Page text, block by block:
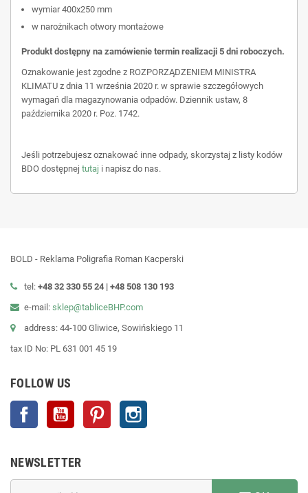
wymiar 400x250 mm
w narożnikach otwory montażowe
Produkt dostępny na zamówienie termin realizacji 5 dni roboczych.
Oznakowanie jest zgodne z ROZPORZĄDZENIEM MINISTRA
KLIMATU z dnia 11 września 2020 r. w sprawie szczegółowych
wymagań dla magazynowania odpadów. Dziennik ustaw, 8
października 2020 r. Poz. 1742.
Jeśli potrzebujesz oznakować inne odpady, skorzystaj z listy kodów
BDO dostępnej tutaj i napisz do nas.
BOLD - Reklama Poligrafia Roman Kacperski
tel: +48 32 330 55 24 | +48 508 130 193
e-mail: sklep@tabliceBHP.com
address: 44-100 Gliwice, Sowińskiego 11
tax ID No: PL 631 001 45 19
FOLLOW US
Facebook YouTube Pinterest
NEWSLETTER